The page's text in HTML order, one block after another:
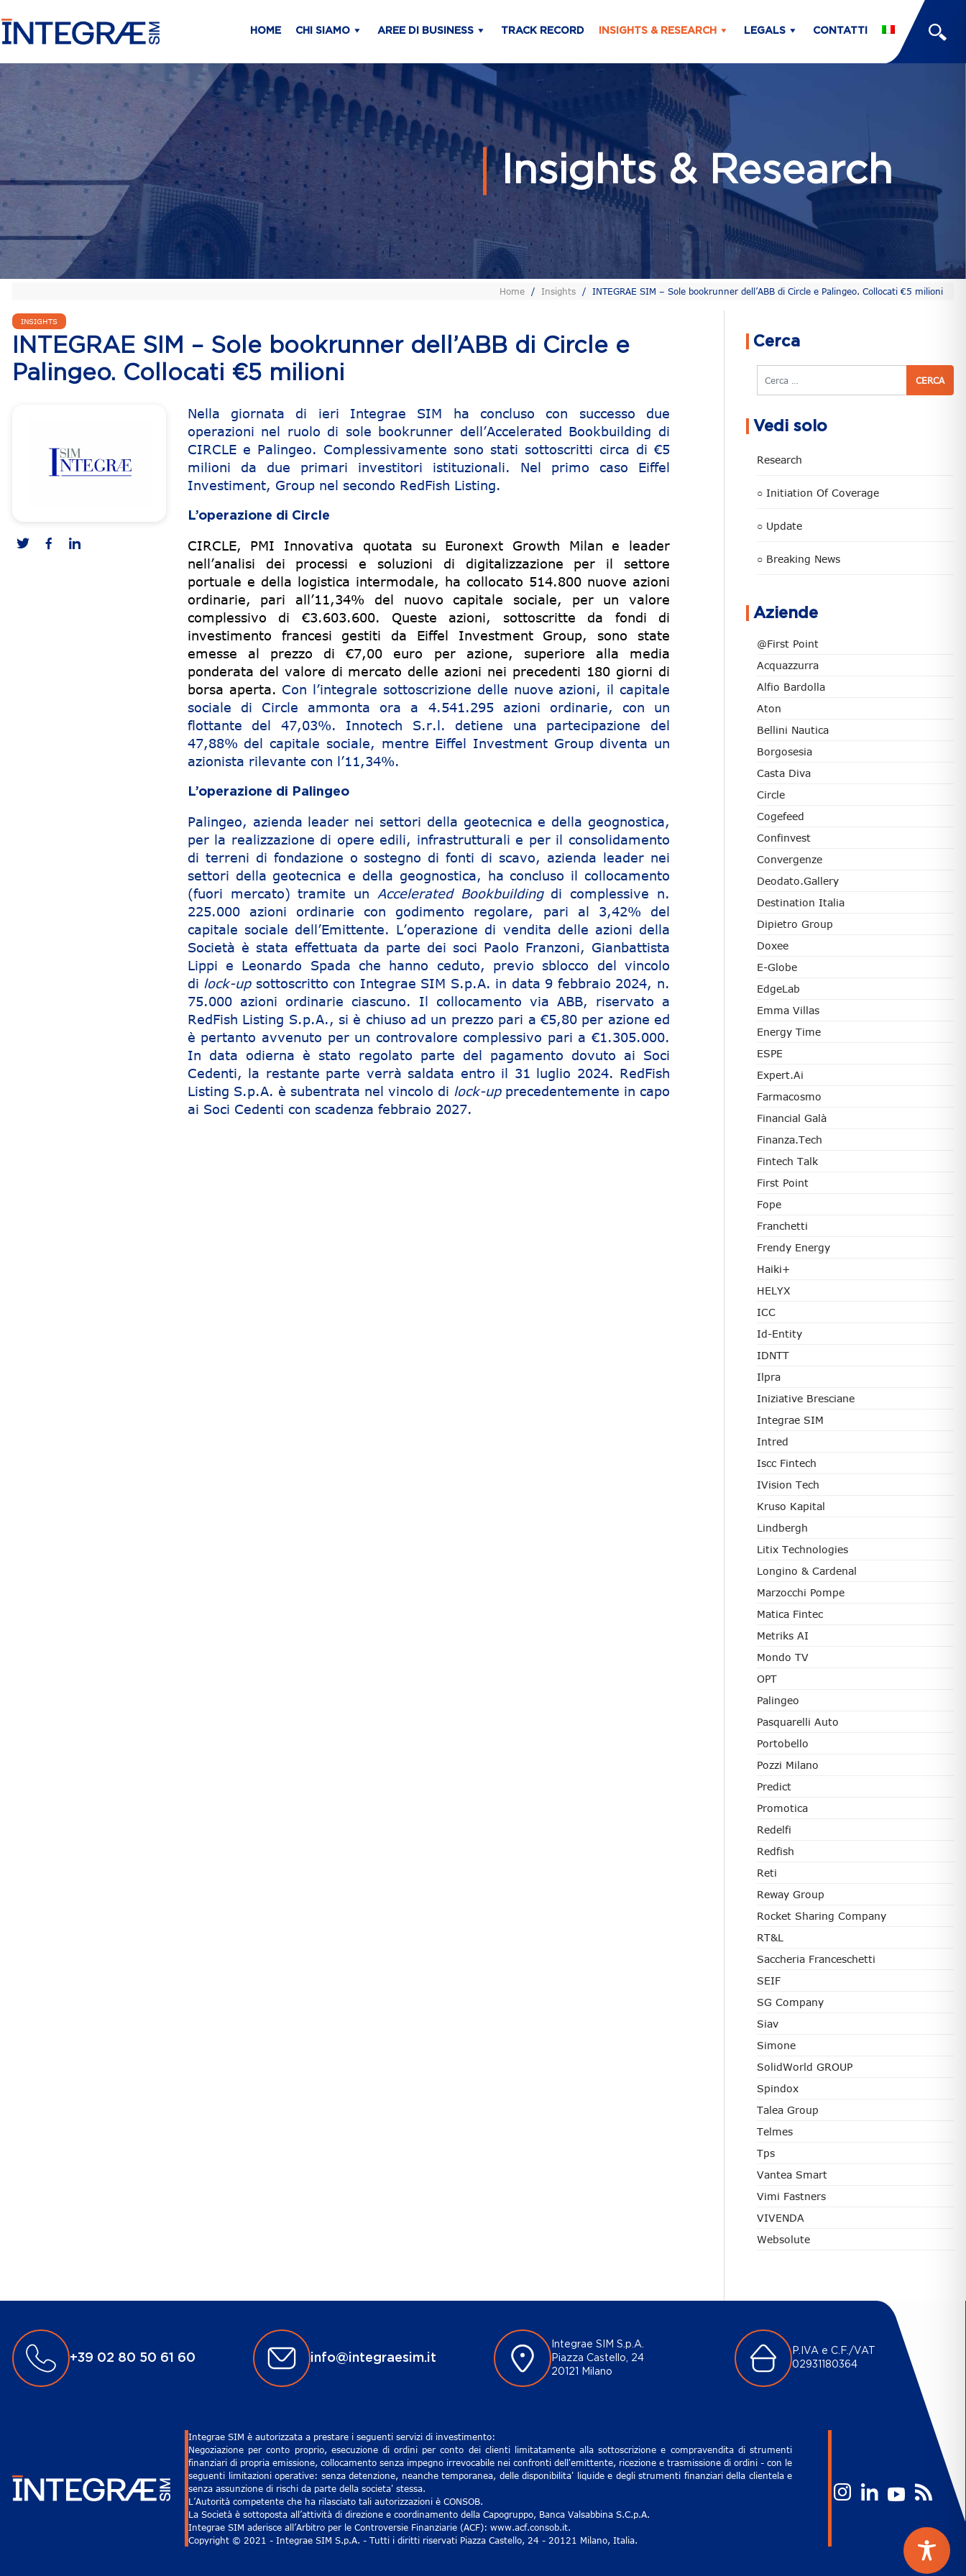
HOME CHI SIAMO AREE DI BUSINESS TRACK RECORD INSIGHTS & RESEARCH LEGALS CONTATTI
Insights & Research
Home / Insights / INTEGRAE SIM – Sole bookrunner dell’ABB di Circle e Palingeo. Collocati €5 milioni
INSIGHTS
INTEGRAE SIM – Sole bookrunner dell’ABB di Circle e
Palingeo. Collocati €5 milioni
Nella giornata di ieri Integrae SIM ha concluso con successo due
operazioni nel ruolo di sole bookrunner dell’Accelerated Bookbuilding di
CIRCLE e Palingeo. Complessivamente sono stati sottoscritti circa di €5
milioni da due primari investitori istituzionali. Nel primo caso Eiffel
Investiment, Group nel secondo RedFish Listing.
L’operazione di Circle
CIRCLE, PMI Innovativa quotata su Euronext Growth Milan e leader
nell’analisi dei processi e soluzioni di digitalizzazione per il settore
portuale e della logistica intermodale, ha collocato 514.800 nuove azioni
ordinarie, pari all’11,34% del nuovo capitale sociale, per un valore
complessivo di €3.603.600. Queste azioni, sottoscritte da fondi di
investimento francesi gestiti da Eiffel Investment Group, sono state
emesse al prezzo di €7,00 euro per azione, superiore alla media
ponderata del valore di mercato delle azioni nei precedenti 180 giorni di
borsa aperta. Con l’integrale sottoscrizione delle nuove azioni, il capitale
sociale di Circle ammonta ora a 4.541.295 azioni ordinarie, con un
flottante del 47,03%. Innotech S.r.l. detiene una partecipazione del
47,88% del capitale sociale, mentre Eiffel Investment Group diventa un
azionista rilevante con l’11,34%.
L’operazione di Palingeo
Palingeo, azienda leader nei settori della geotecnica e della geognostica,
per la realizzazione di opere edili, infrastrutturali e per il consolidamento
di terreni di fondazione o sostegno di fonti di scavo, azienda leader nei
settori della geotecnica e della geognostica, ha concluso il collocamento
(fuori mercato) tramite un Accelerated Bookbuildingdi complessive n.
225.000 azioni ordinarie con godimento regolare, pari al 3,42% del
capitale sociale dell’Emittente. L’operazione di vendita delle azioni della
Società è stata effettuata da parte dei soci Paolo Franzoni, Gianbattista
Lippi e Leonardo Spada che hanno ceduto, previo sblocco del vincolo
di lock-upsottoscritto con Integrae SIM S.p.A. in data 9 febbraio 2024, n.
75.000 azioni ordinarie ciascuno. Il collocamento via ABB, riservato a
RedFish Listing S.p.A., si è chiuso ad un prezzo pari a €5,80 per azione ed
è pertanto avvenuto per un controvalore complessivo pari a €1.305.000.
In data odierna è stato regolato parte del pagamento dovuto ai Soci
Cedenti, la restante parte verrà saldata entro il 31 luglio 2024. RedFish
Listing S.p.A. è subentrata nel vincolo di lock-upprecedentemente in capo
ai Soci Cedenti con scadenza febbraio 2027.
Cerca
Cerca
Vedi solo
Research
○ Initiation Of Coverage
○ Update
○ Breaking News
Aziende
@First Point
Acquazzurra
Alfio Bardolla
Aton
Bellini Nautica
Borgosesia
Casta Diva
Circle
Cogefeed
Confinvest
Convergenze
Deodato.Gallery
Destination Italia
Dipietro Group
Doxee
E-Globe
EdgeLab
Emma Villas
Energy Time
ESPE
Expert.ai
Farmacosmo
Financial Galà
Finanza.tech
Fintech Talk
First Point
Fope
Franchetti
Frendy Energy
Haiki+
HELYX
ICC
Id-Entity
IDNTT
Ilpra
Iniziative Bresciane
Integrae SIM
Intred
Iscc Fintech
IVision Tech
Kruso Kapital
Lindbergh
Litix Technologies
Longino & Cardenal
Marzocchi Pompe
Matica Fintec
Metriks AI
Mondo TV
OPT
Palingeo
Pasquarelli Auto
Portobello
Pozzi Milano
Predict
Promotica
Redelfi
Redfish
Reti
Reway Group
Rocket Sharing Company
RT&L
Saccheria Franceschetti
SEIF
SG Company
Siav
Simone
SolidWorld GROUP
Spindox
Talea Group
Telmes
Tps
Vantea Smart
Vimi Fastners
VIVENDA
Websolute
+39 02 80 50 61 60 info@integraesim.it
Integrae SIM S.p.A.
Piazza Castello, 24
20121 Milano
P.IVA e C.F./VAT
02931180364
Integrae SIM è autorizzata a prestare i seguenti servizi di investimento:
Negoziazione per conto proprio, esecuzione di ordini per conto dei clienti limitatamente alla sottoscrizione e compravendita di strumenti
finanziari di propria emissione, collocamento senza impegno irrevocabile nei confronti dell'emittente, ricezione e trasmissione di ordini - con le
seguenti limitazioni operative: senza detenzione, neanche temporanea, delle disponibilita' liquide e degli strumenti finanziari della clientela e
senza assunzione di rischi da parte della societa' stessa.
L’Autorità competente che ha rilasciato tali autorizzazioni è CONSOB.
La Società è sottoposta all’attività di direzione e coordinamento della Capogruppo, Banca Valsabbina S.C.p.A.
Integrae SIM aderisce all’Arbitro per le Controversie Finanziarie (ACF): www.acf.consob.it.
Copyright © 2021 - Integrae SIM S.p.A. - Tutti i diritti riservati Piazza Castello, 24 - 20121 Milano, Italia.